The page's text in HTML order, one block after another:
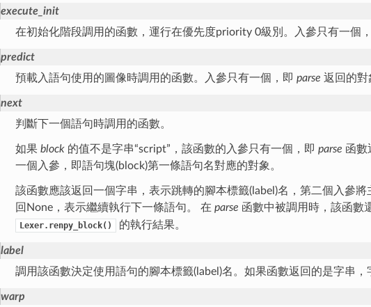
execute_init
在初始化階段調用的函數，運行在優先度priority 0級別。入參只有一個
predict
預載入語句使用的圖像時調用的函數。入參只有一個，即 parse 返回的對
next
判斷下一個語句時調用的函數。
如果 block的值不是字串“script”，該函數的入參只有一個，即 parse 函數
一個入參，即語句塊(block)第一條語句名對應的對象。
該函數應該返回一個字串，表示跳轉的腳本標籤(label)名，第二個入參
回None，表示繼續執行下一條語句。 在 parse 函數中被調用時，該函數
Lexer.renpy_block() 的執行結果。
label
調用該函數決定使用語句的腳本標籤(label)名。如果函數返回的是字串，
warp